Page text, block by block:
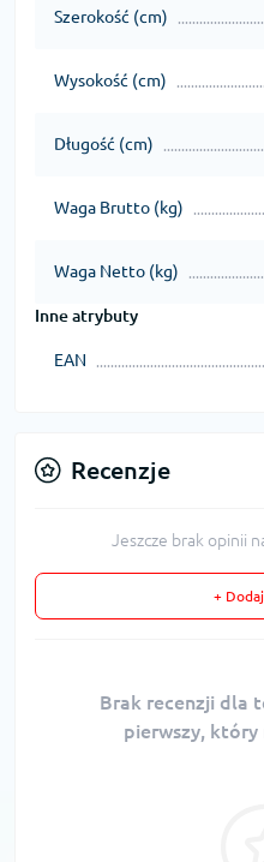
Szerokość (cm)
Wysokość (cm)
Długość (cm)
Waga Brutto (kg)
Waga Netto (kg)
Inne atrybuty
EAN
Recenzje
Jeszcze brak opinii
+
Brak recenzji dla
pierwszy, który